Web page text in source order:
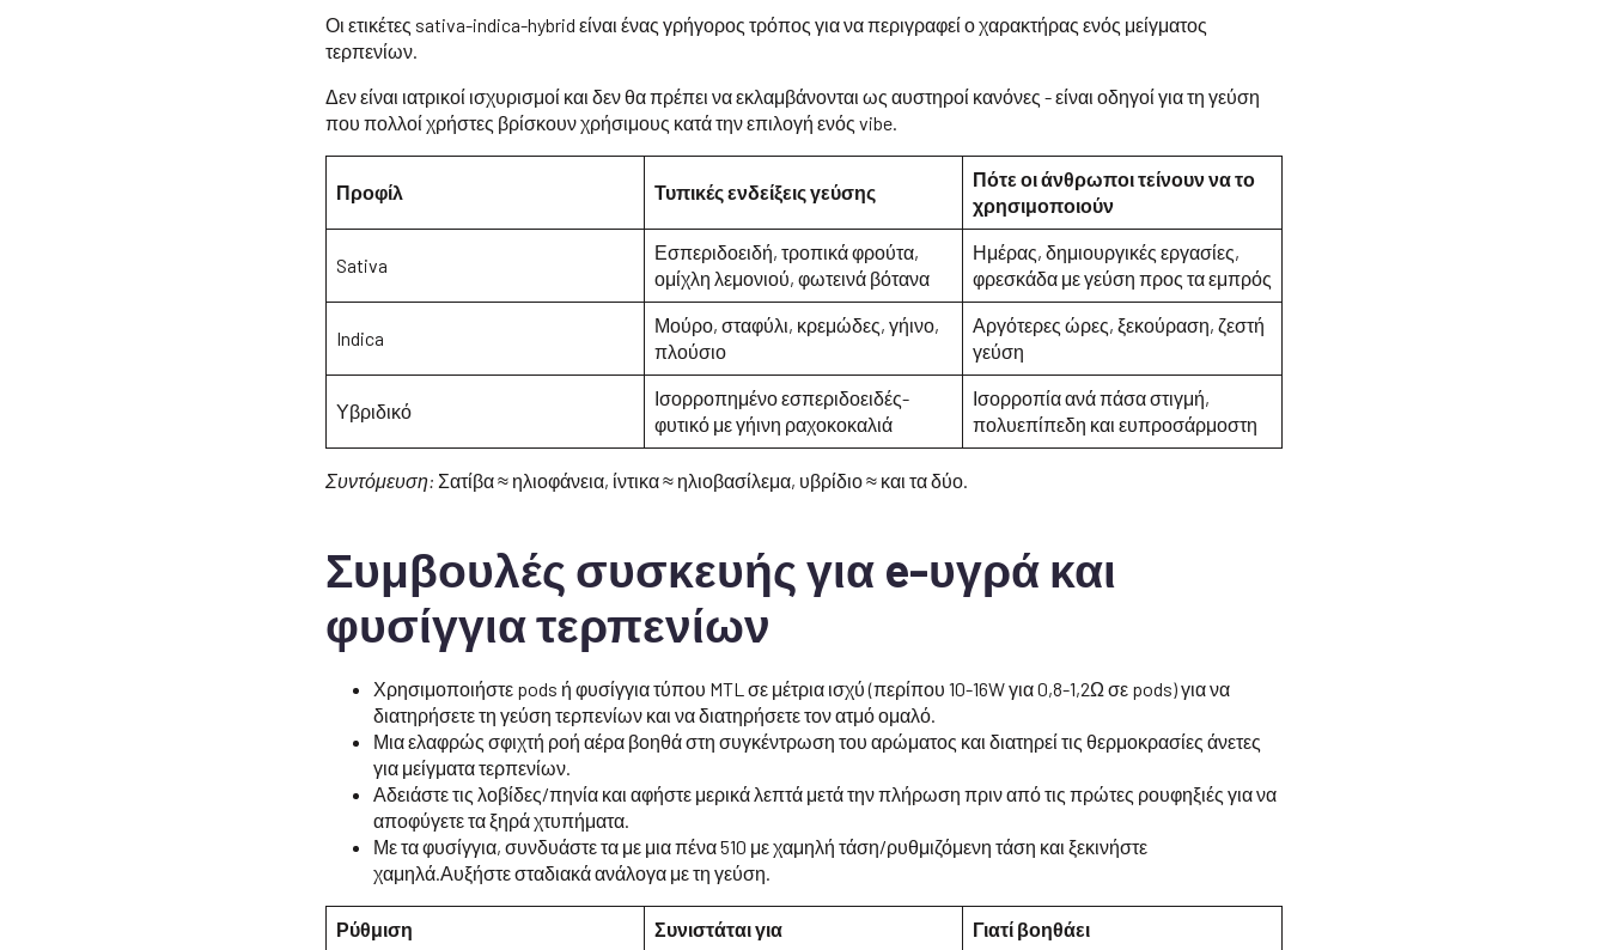
Οι ετικέτες sativa-indica-hybrid είναι ένας γρήγορος τρόπος για να περιγραφεί ο χαρακτήρας ενός μείγματος
τερπενίων.
Δεν είναι ιατρικοί ισχυρισμοί και δεν θα πρέπει να εκλαμβάνονται ως αυστηροί κανόνες - είναι οδηγοί για τη γεύση
που πολλοί χρήστες βρίσκουν χρήσιμους κατά την επιλογή ενός vibe.
Προφίλ Τυπικές ενδείξεις γεύσης
Πότε οι άνθρωποι τείνουν να το
χρησιμοποιούν
Sativa
Εσπεριδοειδή, τροπικά φρούτα,
ομίχλη λεμονιού, φωτεινά βότανα
Ημέρας, δημιουργικές εργασίες,
φρεσκάδα με γεύση προς τα εμπρός
Indica
Μούρο, σταφύλι, κρεμώδες, γήινο,
πλούσιο
Αργότερες ώρες, ξεκούραση, ζεστή
γεύση
Υβριδικό
Ισορροπημένο εσπεριδοειδές-
φυτικό με γήινη ραχοκοκαλιά
Ισορροπία ανά πάσα στιγμή,
πολυεπίπεδη και ευπροσάρμοστη
Συντόμευση: Σατίβα ≈ ηλιοφάνεια, ίντικα ≈ ηλιοβασίλεμα, υβρίδιο ≈ και τα δύο.
Συμβουλές συσκευής για e-υγρά και
φυσίγγια τερπενίων
Χρησιμοποιήστε pods ή φυσίγγια τύπου MTL σε μέτρια ισχύ (περίπου 10-16W για 0,8-1,2Ω σε pods) για να
διατηρήσετε τη γεύση τερπενίων και να διατηρήσετε τον ατμό ομαλό.
Μια ελαφρώς σφιχτή ροή αέρα βοηθά στη συγκέντρωση του αρώματος και διατηρεί τις θερμοκρασίες άνετες
για μείγματα τερπενίων.
Αδειάστε τις λοβίδες/πηνία και αφήστε μερικά λεπτά μετά την πλήρωση πριν από τις πρώτες ρουφηξιές για να
αποφύγετε τα ξηρά χτυπήματα.
Με τα φυσίγγια, συνδυάστε τα με μια πένα 510 με χαμηλή τάση/ρυθμιζόμενη τάση και ξεκινήστε
χαμηλά.Αυξήστε σταδιακά ανάλογα με τη γεύση.
Ρύθμιση Συνιστάται για Γιατί βοηθάει